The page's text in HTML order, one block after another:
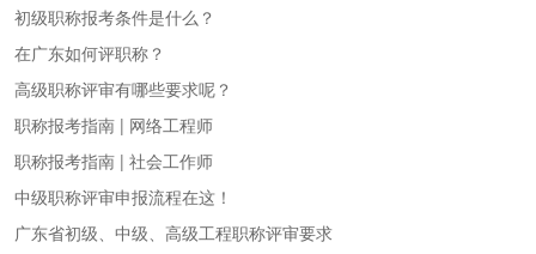
初级职称报考条件是什么？
在广东如何评职称？
高级职称评审有哪些要求呢？
职称报考指南 | 网络工程师
职称报考指南 | 社会工作师
中级职称评审申报流程在这！
广东省初级、中级、高级工程职称评审要求